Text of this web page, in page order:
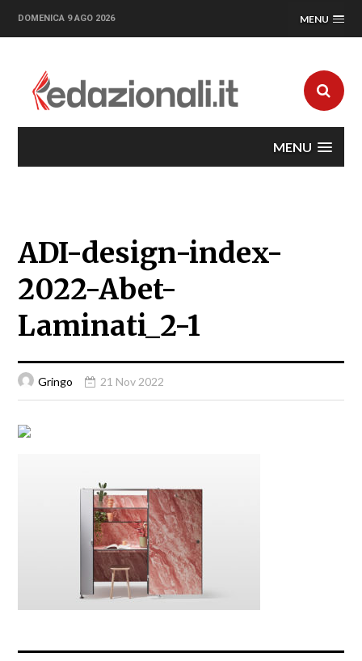
DOMENICA 9 AGO 2026 MENU
MENU
ADI-design-index-
2022-Abet-
Laminati_2-1
Gringo 21 Nov 2022